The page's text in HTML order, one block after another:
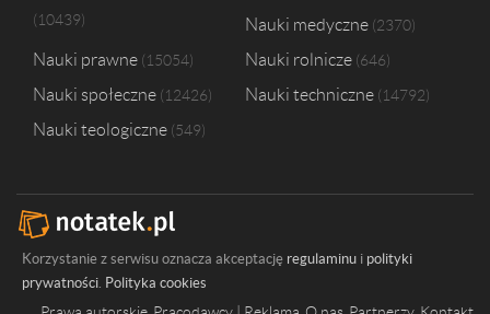
10439 Nauki medyczne 2370
Nauki prawne 15054 Nauki rolnicze 646
Nauki społeczne 12426 Nauki techniczne 14792
Nauki teologiczne 549
Korzystanie z serwisu oznacza akceptację regulaminu i polityki
prywatności. Polityka cookies